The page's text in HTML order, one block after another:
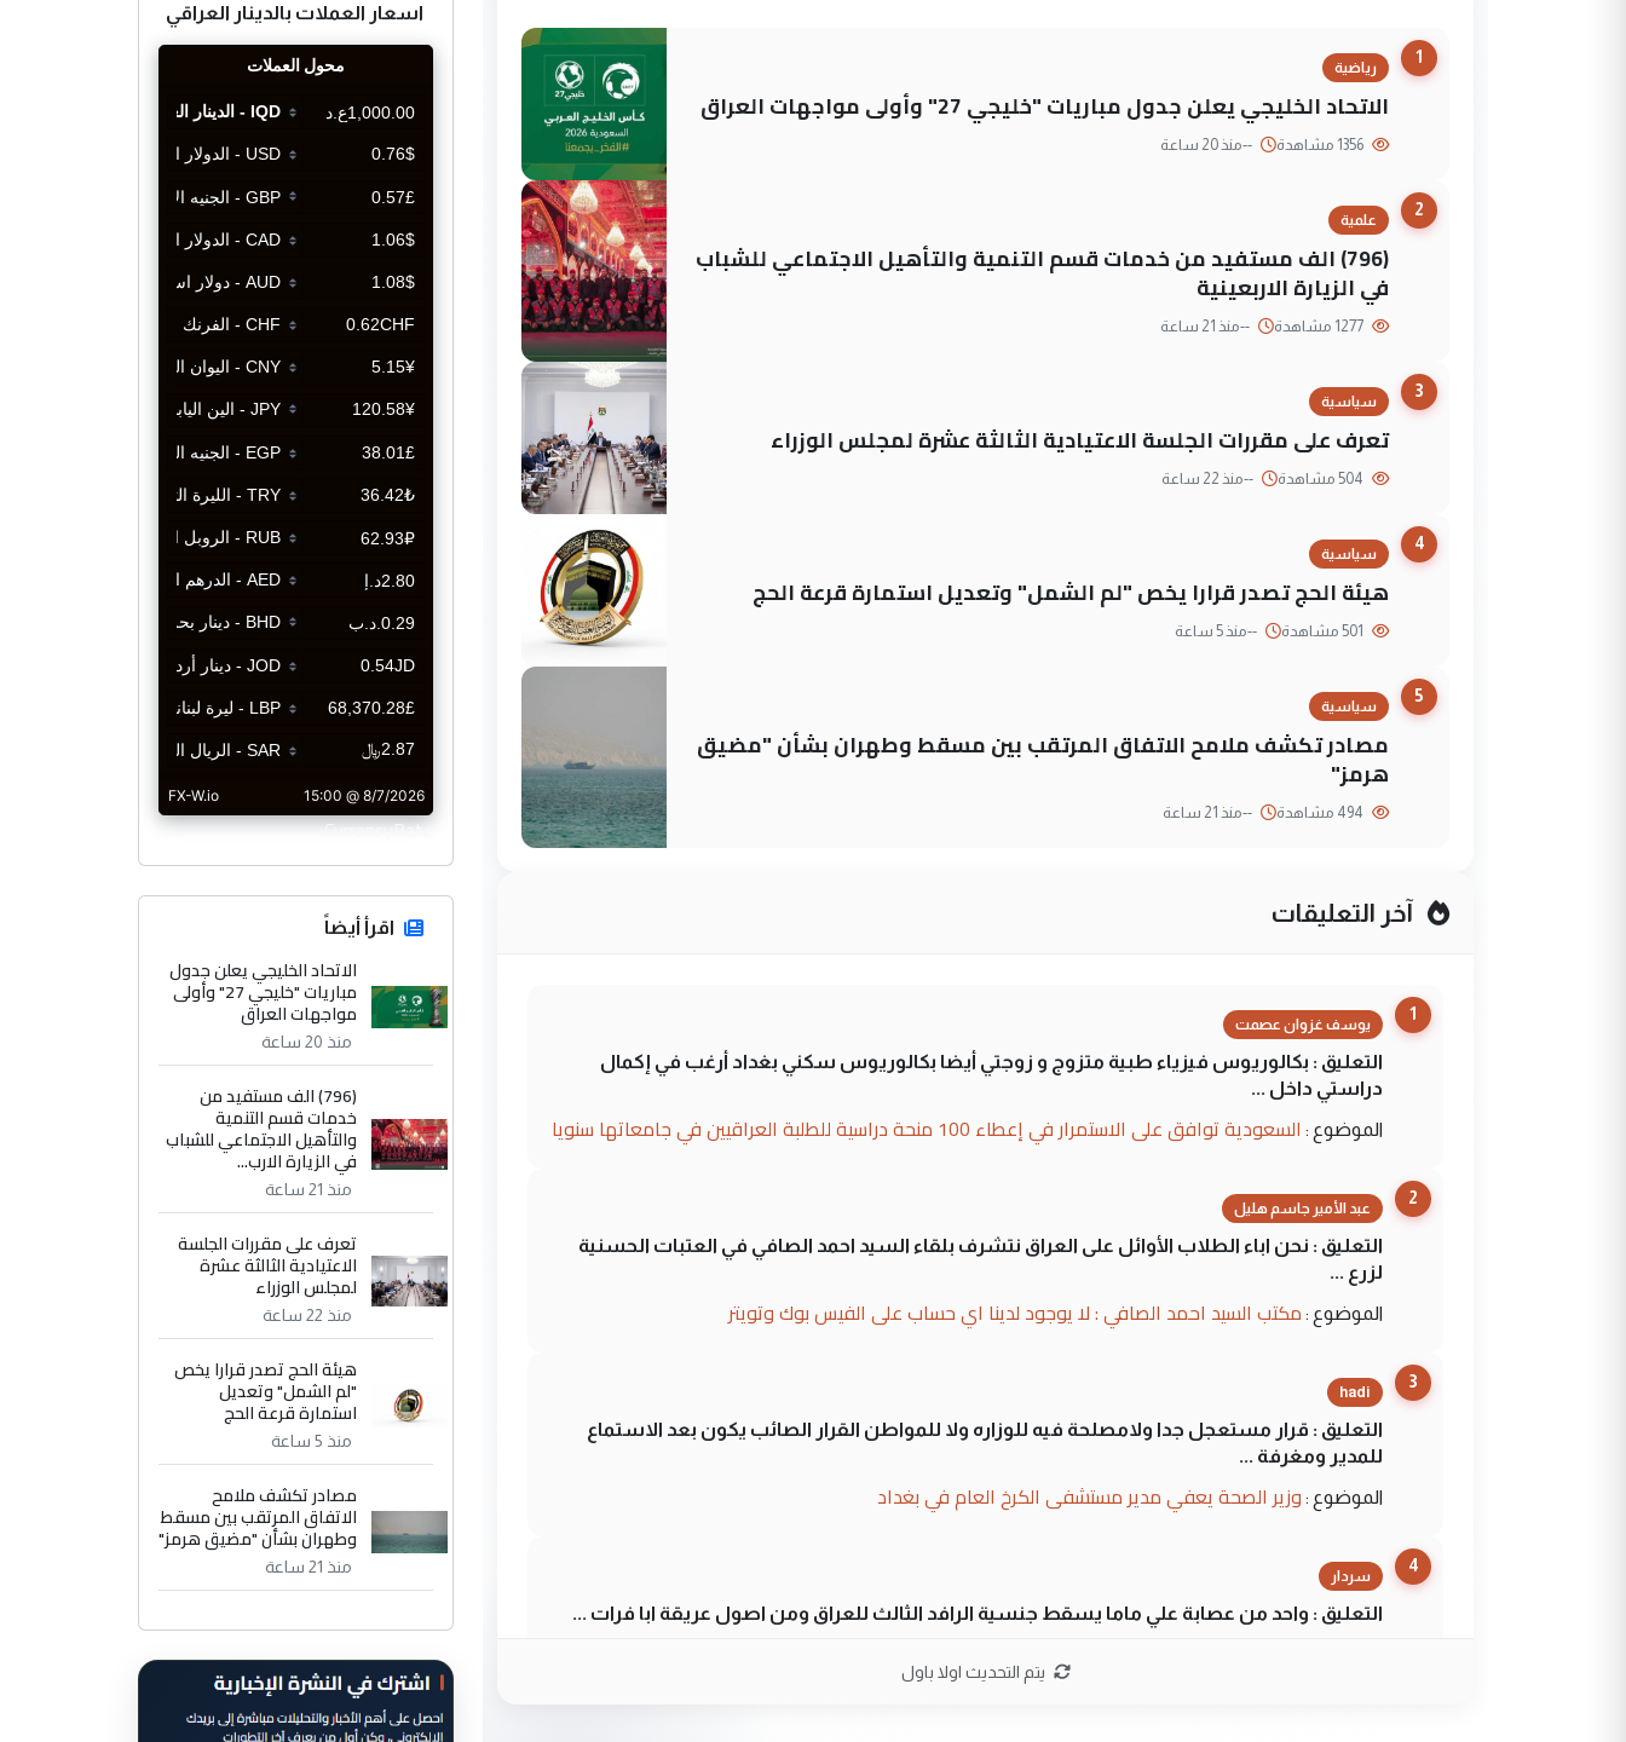
1
رياضية
الاتحاد الخليجي يعلن جدول مباريات "خليجي 27" وأولى مواجهات العراق
--منذ 20 ساعة
2
علمية
(796) الف مستفيد من خدمات قسم التنمية والتأهيل الاجتماعي للشباب
في الزيارة الاربعينية
--منذ 21 ساعة
3
سياسية
تعرف على مقررات الجلسة الاعتيادية الثالثة عشرة لمجلس الوزراء
--منذ 22 ساعة
4
سياسية
هيئة الحج تصدر قرارا يخص "لم الشمل" وتعديل استمارة قرعة الحج
--منذ 5 ساعة
5
سياسية
مصادر تكشف ملامح الاتفاق المرتقب بين مسقط وطهران بشأن "مضيق
هرمز"
--منذ 21 ساعة
آخر التعليقات
1
يوسف غزوان عصمت
التعليق : بكالوريوس فيزياء طبية متزوج و زوجتي أيضا بكالوريوس سكني بغداد أرغب في إكمال
دراستي داخل ...
الموضوع : السعودية توافق على الاستمرار في إعطاء 100 منحة دراسية للطلبة العراقيين في جامعاتها سنويا
2
عبد الأمير جاسم هليل
التعليق : نحن اباء الطلاب الأوائل على العراق نتشرف بلقاء السيد احمد الصافي في العتبات الحسنية
لزرع ...
الموضوع : مكتب السيد احمد الصافي : لا يوجود لدينا اي حساب على الفيس بوك وتويتر
3
hadi
التعليق : قرار مستعجل جدا ولامصلحة فيه للوزاره ولا للمواطن القرار الصائب يكون بعد الاستماع
للمدير ومغرفة ...
الموضوع : وزير الصحة يعفي مدير مستشفى الكرخ العام في بغداد
4
سردار
التعليق : واحد من عصابة علي ماما يسقط جنسية الرافد الثالث للعراق ومن اصول عريقة ابا فرات ...
يتم التحديث اولا باول
اسعار العملات بالدينار العراقي
CurrencyRate
اقرأ أيضاً
الاتحاد الخليجي يعلن جدول
مباريات "خليجي 27" وأولى
مواجهات العراق
منذ 20 ساعة
(796) الف مستفيد من
خدمات قسم التنمية
والتأهيل الاجتماعي للشباب
في الزيارة الارب...
منذ 21 ساعة
تعرف على مقررات الجلسة
الاعتيادية الثالثة عشرة
لمجلس الوزراء
منذ 22 ساعة
هيئة الحج تصدر قرارا يخص
"لم الشمل" وتعديل
استمارة قرعة الحج
منذ 5 ساعة
مصادر تكشف ملامح
الاتفاق المرتقب بين مسقط
وطهران بشأن "مضيق هرمز"
منذ 21 ساعة